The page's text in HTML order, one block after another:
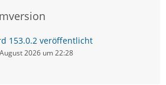
153.0.2 veröffentlicht
2026 um 22:28